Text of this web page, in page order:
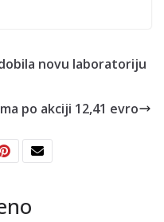
novu laboratoriju
po akciji 12,41 evro